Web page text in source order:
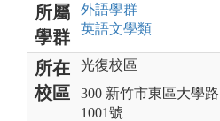
所屬
學群
外語學群
英語文學類
所在
校區
光復校區
300 新竹市東區大學路
1001號